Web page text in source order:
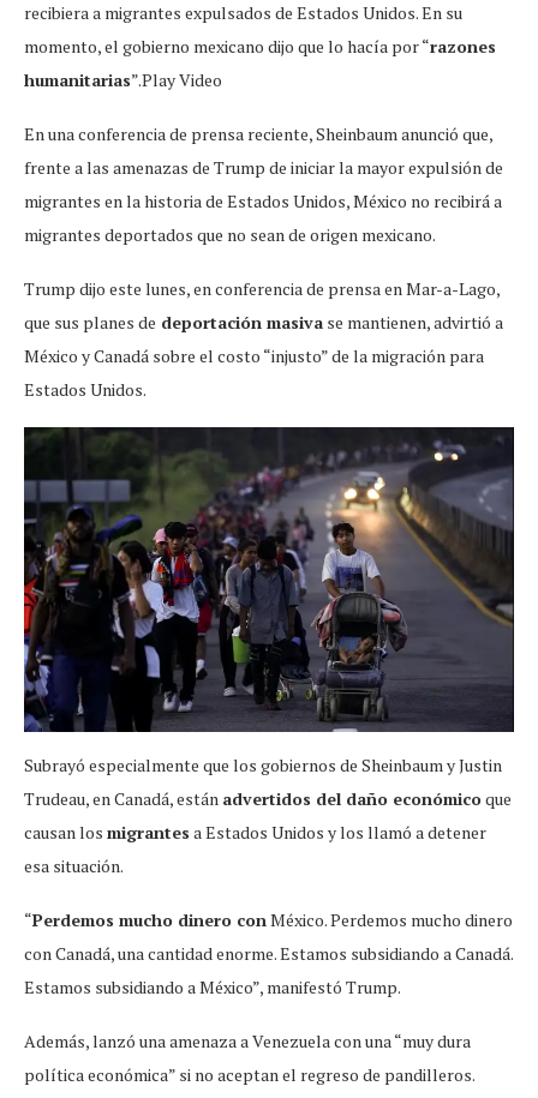
recibiera a migrantes expulsados de Estados Unidos. En su
momento, el gobierno mexicano dijo que lo hacía por “razones
humanitarias”.Play Video
En una conferencia de prensa reciente, Sheinbaum anunció que,
frente a las amenazas de Trump de iniciar la mayor expulsión de
migrantes en la historia de Estados Unidos, México no recibirá a
migrantes deportados que no sean de origen mexicano.
Trump dijo este lunes, en conferencia de prensa en Mar-a-Lago,
que sus planes de deportación masiva se mantienen, advirtió a
México y Canadá sobre el costo “injusto” de la migración para
Estados Unidos.
Subrayó especialmente que los gobiernos de Sheinbaum y Justin
Trudeau, en Canadá, están advertidos del daño económicoque
causan los migrantes a Estados Unidos y los llamó a detener
esa situación.
“Perdemos mucho dinero conMéxico. Perdemos mucho dinero
con Canadá, una cantidad enorme. Estamos subsidiando a Canadá.
Estamos subsidiando a México”, manifestó Trump.
Además, lanzó una amenaza a Venezuela con una “muy dura
política económica” si no aceptan el regreso de pandilleros.